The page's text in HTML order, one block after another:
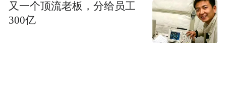
又一个顶流老板，分给员工
300亿